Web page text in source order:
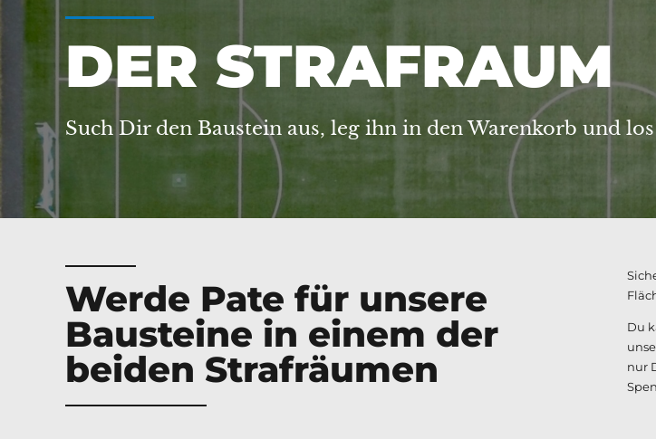
DER STRAFRAUM
Such Dir den Baustein aus, leg ihn in den Warenkorb und
Werde Pate für unsere
Bausteine in einem der
beiden Strafräumen
Du
nur